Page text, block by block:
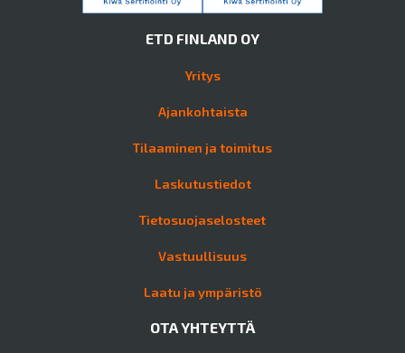
ETD FINLAND OY
Yritys
Ajankohtaista
Tilaaminen ja toimitus
Laskutustiedot
Tietosuojaselosteet
Vastuullisuus
Laatu ja ympäristö
OTA YHTEYTTÄ